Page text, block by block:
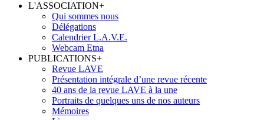
L'ASSOCIATION+
Qui sommes nous
Délégations
Calendrier L.A.V.E.
Webcam Etna
PUBLICATIONS+
Revue LAVE
Présentation intégrale d’une revue récente
40 ans de la revue LAVE à la une
Portraits de quelques uns de nos auteurs
Mémoires